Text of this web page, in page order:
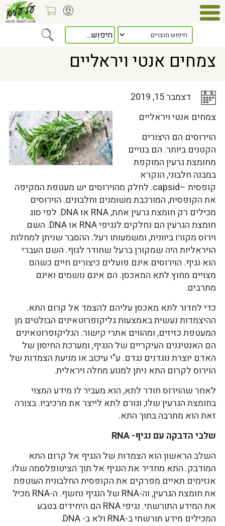
כלל המאמרים> צמחים אנטי ויראליים
צמחים אנטי ויראליים
דצמבר 15, 2019
צמחים אנטי ויראליים
הוירוסים הם היצורים
הקטנים ביותר. הם בנויים
מחומצת גרעין המוקפת
במבנה חלבוני, הנקרא
קופסית –capsid. לחלק מהוירוסים יש מעטפת המקיפה
את הקופסית, המורכבת משומנים וחלבונים. הוירוסים
מכילים רק חומצת גרעין אחת, RNA או DNA. לפי סוג
חומצת הגרעין הם נחלקים לנגיפי RNA או DNA. השם
וירוס מקורו ביוונית, ומשמעותו רעל. ההסבר שניתן למחלות
הויראליות היה שמקורן ברעל שחודר לגוף. השם העברי
הוא נגיף. הוירוסים אינם פועלים כיצורים חיים כשהם
מצויים מחוץ לתא המאכסן. הם אינם נושמים ואינם
מתרבים.
כדי לחדור לתא מאכסן עליהם להצמד אל קרום התא.
ההיצמדות נעשית באמצעות גליקופרוטאינים הבולטים מן
המעטפת כזיזים, ומהווים אתרי קישור. הגליקופרוטאינים
הם האנטיגנים העיקריים של הנגיף, ומערכת החיסון של
האדם יוצרת נוגדנים נגדם. ע"י עיכוב או מניעת הצמדות של
הוירוס לקרום התא ניתן למנוע מחלה ויראלית.
לאחר שהוירוס חודר לתא, הוא מעביר לו מידע המצוי
בחומצת הגרעין שלו, וגורם לתא לייצר את מרכיביו. בצורה
זאת הוא מתרבה בתוך התא.
שלבי הדבקה עם נגיף- RNA
השלב הראשון הוא הצמדות של הנגיף אל קרום התא
המודבק. התא מחדיר את הנגיף אל תוך הציטופלסמה שלו.
אנזימים תאיים מפרקים את הקופסית החלבונית העוטפת
את חומצת הגרעין, וה-RNA של הנגיף נחשף. ה-RNA מכיל
את המידע התורשתי. נגיפי RNA הם היחידים בטבע
המכילים מידע תורשתי ב-RNA ולא ב- DNA.